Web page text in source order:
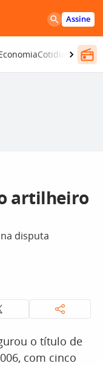
Assine
Cotidiano
artilheiro
disputa
o título de
com cinco